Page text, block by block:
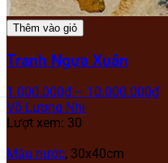
Thêm vào giỏ
Tranh Ngựa Xuân
1.000.000₫ – 10.000.000₫
Võ Lương Nhi
Lượt xem: 30
Màu nước, 30x40cm